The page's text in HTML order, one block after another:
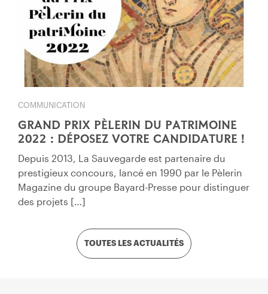
TOUTES LES ACTUALITÉS
COMMUNICATION
GRAND PRIX PÈLERIN DU PATRIMOINE
2022 : DÉPOSEZ VOTRE CANDIDATURE !
Depuis 2013, La Sauvegarde est partenaire du
prestigieux concours, lancé en 1990 par le Pèlerin
Magazine du groupe Bayard-Presse pour distinguer
des projets […]